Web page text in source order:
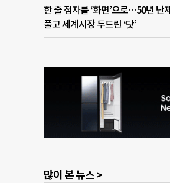
한 줄 점자를 ‘화면’으로…50년 난제
풀고 세계시장 두드린 ‘닷’
많이 본 뉴스 >